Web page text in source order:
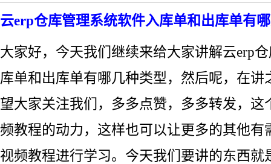
云erp仓库管理系统软件入库单和出库单有
大家好，今天我们继续来给大家讲解云erp
库单和出库单有哪几种类型，然后呢，在讲
望大家关注我们，多多点赞，多多转发，这
频教程的动力，这样也可以让更多的其他有
视频教程进行学习。今天我们要讲的东西就